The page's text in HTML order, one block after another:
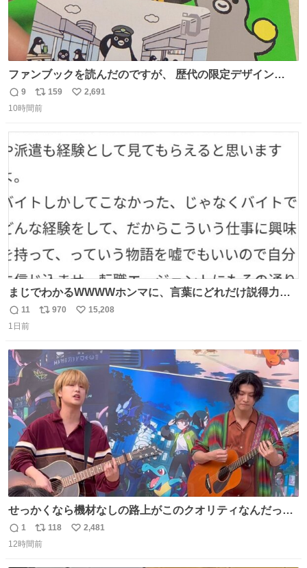
ファンブックを読んだのですが、 歴代の限定デザイン
Suicaの中に、私のSuicaが載ってないのです。 これは、
たしか2008〜2010年くらいにいただきました。 オークシ
ます。 タモっとしたお股がすごくいい。 これ何記念の
Suicaなんだろう…
返
信
9
リ
ポ
ト
数
159
い
数
2,691
10時間前
まじでわかるWWWWホンマに、言葉にどれだけ説得力を
持たせるかだし、自分でそれが本当だと信じないと相手も
騙せられん 私なんか就活中に存在しない記憶作り出してた
返
信
11
リ
ト
数
970
い
数
15,208
1日前
せっかくなら機材なしの路上がこのクオリティなんだって
バレてくれないかな。 「ガラクタ」大好き！
#Sakurashimeji
返
信
1
リ
ポ
118
い
2,481
12時間前